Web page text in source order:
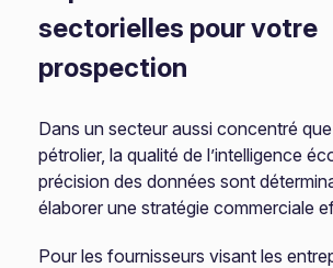
sectorielles pour votre
prospection
Dans un secteur aussi concentré
pétrolier, la qualité de l’intelligence
précision des données sont
élaborer une stratégie commerciale
Pour les fournisseurs visant les